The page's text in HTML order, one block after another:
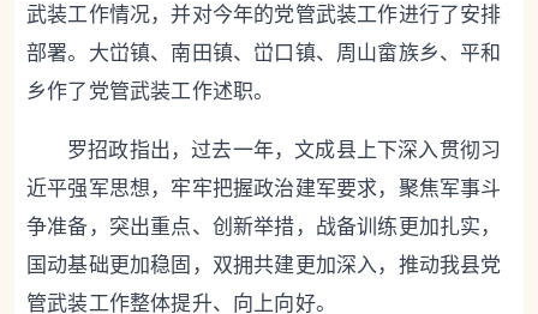
武装工作情况，并对今年的党管武装工作进行了安排
部署。大峃镇、南田镇、峃口镇、周山畲族乡、平和
乡作了党管武装工作述职。
罗招政指出，过去一年，文成县上下深入贯彻习
近平强军思想，牢牢把握政治建军要求，聚焦军事斗
争准备，突出重点、创新举措，战备训练更加扎实，
国动基础更加稳固，双拥共建更加深入，推动我县党
管武装工作整体提升、向上向好。